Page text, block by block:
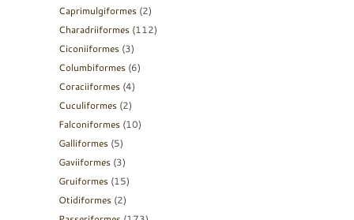
Caprimulgiformes (2)
Charadriiformes (112)
Ciconiiformes (3)
Columbiformes (6)
Coraciiformes (4)
Cuculiformes (2)
Falconiformes (10)
Galliformes (5)
Gaviiformes (3)
Gruiformes (15)
Otidiformes (2)